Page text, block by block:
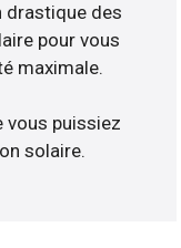
drastique des
pour vous
maximale.
vous puissiez
solaire.